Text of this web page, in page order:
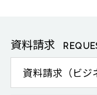
資料請求
資料請求（ビジ